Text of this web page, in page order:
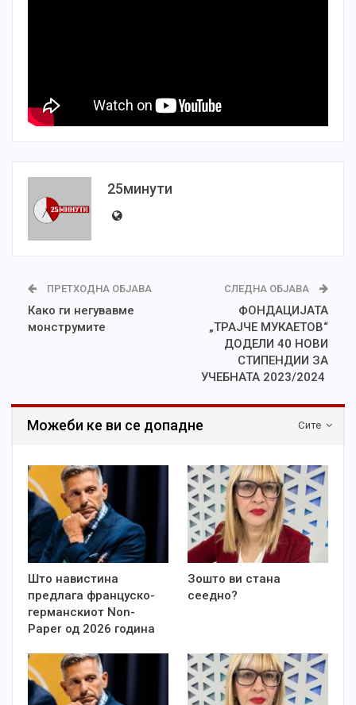
25минути
ПРЕТХОДНА ОБЈАВА
Како ги негувавме
монструмите
СЛЕДНА ОБЈАВА
ФОНДАЦИЈАТА
„ТРАЈЧЕ МУКАЕТОВ“
ДОДЕЛИ 40 НОВИ
СТИПЕНДИИ ЗА
УЧЕБНАТА 2023/2024
Сите
Можеби ке ви се допадне
Што навистина
предлага француско-
германскиот Non-
Paper од 2026 година
Зошто ви стана
сеедно?